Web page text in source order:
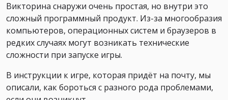
Викторина снаружи очень простая, но внутри это
сложный программный продукт. Из-за многообразия
компьютеров, операционных систем и браузеров в
редких случаях могут возникать технические
сложности при запуске игры.
В инструкции к игре, которая придёт на почту, мы
описали, как бороться с разного рода проблемами,